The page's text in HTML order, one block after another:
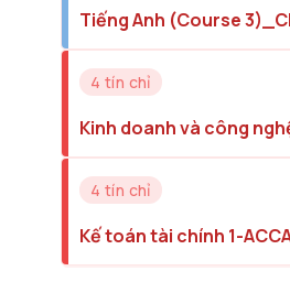
Tiếng Anh (Course
4 tín chỉ
Kinh doanh và công
4 tín chỉ
Kế toán tài chính 1-